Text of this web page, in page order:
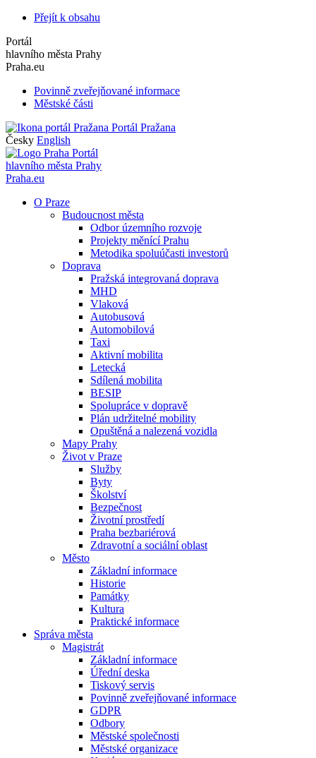
Přejít k obsahu
Portál
hlavního města Prahy
Praha.eu
Povinně zveřejňované informace
Městské části
Portál Pražana
Česky English
Portál
hlavního města Prahy
Praha.eu
O Praze
Budoucnost města
Odbor územního rozvoje
Projekty měnící Prahu
Metodika spoluúčasti investorů
Doprava
Pražská integrovaná doprava
MHD
Vlaková
Autobusová
Automobilová
Taxi
Aktivní mobilita
Letecká
Sdílená mobilita
BESIP
Spolupráce v dopravě
Plán udržitelné mobility
Opuštěná a nalezená vozidla
Mapy Prahy
Život v Praze
Služby
Byty
Školství
Bezpečnost
Životní prostředí
Praha bezbariérová
Zdravotní a sociální oblast
Město
Základní informace
Historie
Památky
Kultura
Praktické informace
Správa města
Magistrát
Základní informace
Úřední deska
Tiskový servis
Povinně zveřejňované informace
GDPR
Odbory
Městské společnosti
Městské organizace